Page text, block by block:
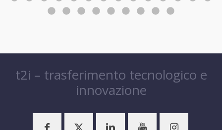
t2i – trasferimento tecnologico e
innovazione